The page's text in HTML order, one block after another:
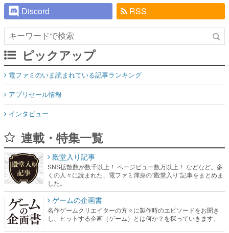
Discord
RSS
ピックアップ
電ファミのいま読まれている記事ランキング
アプリセール情報
インタビュー
連載・特集一覧
殿堂入り記事
SNS拡散数が数千以上！ ページビュー数万以上！ などなど。多
くの人々に読まれた、電ファミ渾身の“殿堂入り”記事をまとめま
した。
ゲームの企画書
名作ゲームクリエイターの方々に製作時のエピソードをお聞き
し、ヒットする企画（ゲーム）とは何か？を探っていきます。